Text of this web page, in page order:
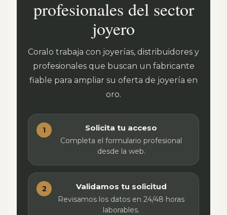
profesionales del sector
joyero
Coralo trabaja con joyerías, distribuidores y
profesionales que buscan un fabricante
fiable para ampliar su oferta de joyería en
oro.
1 Solicita tu acceso
Completa el formulario profesional
desde la web.
2 Validamos tu solicitud
Revisamos los datos en 24/48 horas
laborables.